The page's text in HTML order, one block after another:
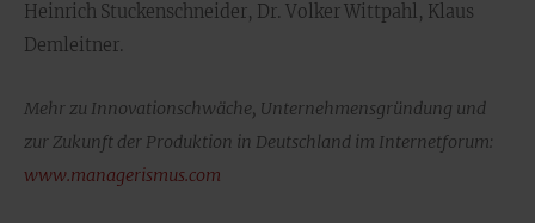
Heinrich Stuckenschneider, Dr. Volker Wittpahl, Klaus
Demleitner.
Mehr zu Innovationschwäche, Unternehmensgründung und
zur Zukunft der Produktion in Deutschland im Internetforum:
www.managerismus.com